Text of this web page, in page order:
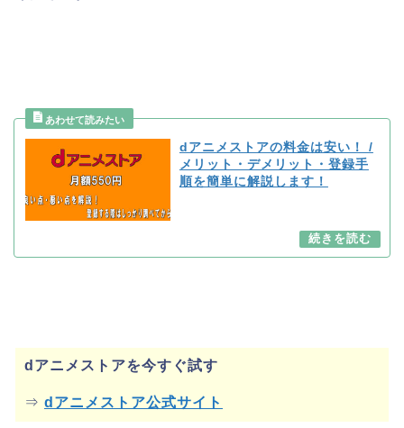
dアニメストアの料金は安い！ /
メリット・デメリット・登録手
順を簡単に解説します！
dアニメストアを今すぐ試す
⇒ dアニメストア公式サイト